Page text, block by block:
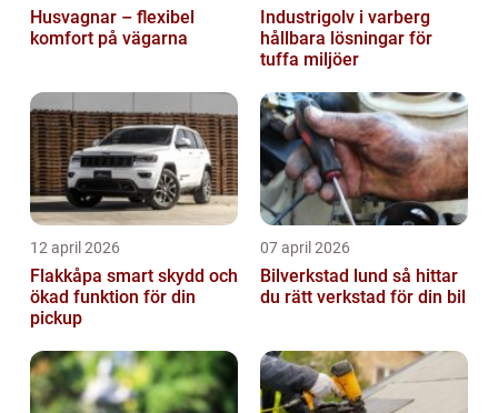
Husvagnar – flexibel
komfort på vägarna
Industrigolv i varberg
hållbara lösningar för
tuffa miljöer
12 april 2026
Flakkåpa smart skydd och
ökad funktion för din
pickup
07 april 2026
Bilverkstad lund så hittar
du rätt verkstad för din bil